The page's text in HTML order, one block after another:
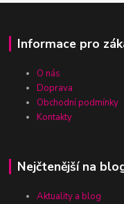
Informace pro
O nás
Doprava
Obchodní podmínky
Kontakty
Nejčtenější na
Aktuality a blog